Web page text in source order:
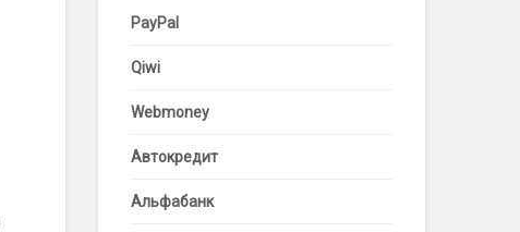
PayPal
Qiwi
Webmoney
Автокредит
Альфабанк